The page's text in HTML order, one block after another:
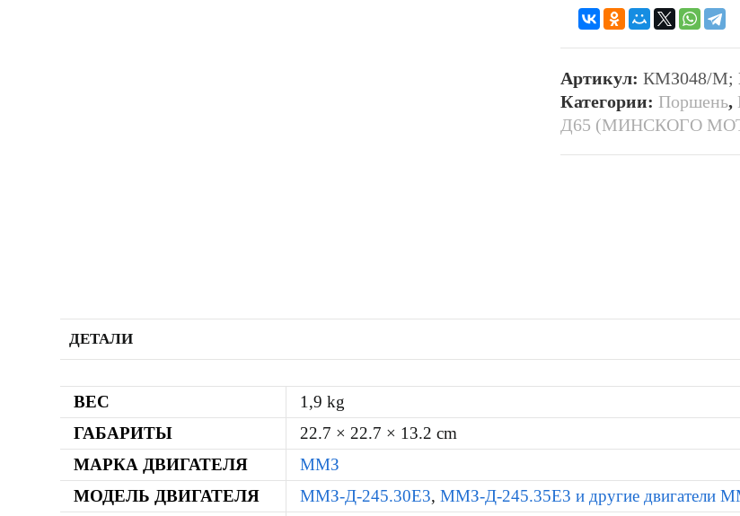
Артикул: КМЗ048/М;
Категории: Поршень,
Д65 (МИНСКОГО
ДЕТАЛИ
ВЕС
1,9 kg
ГАБАРИТЫ
22.7 × 22.7 × 13.2 cm
МАРКА ДВИГАТЕЛЯ
ММЗ
МОДЕЛЬ ДВИГАТЕЛЯ
ММЗ-Д-245.30Е3,ММЗ-Д-245.35Е3 и другие двигатели